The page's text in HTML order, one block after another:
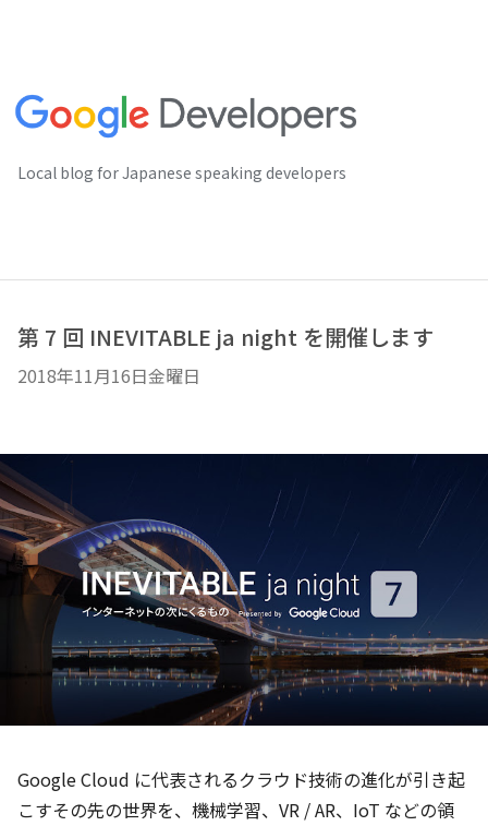
Local blog for Japanese speaking developers
第 7 回 INEVITABLE ja night を開催します
2018年11月16日金曜日
Google Cloud に代表されるクラウド技術の進化が引き起
こすその先の世界を、機械学習、VR / AR、IoT などの領